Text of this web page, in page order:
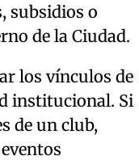
subsidios o
de la Ciudad.
los vínculos de
institucional. Si
de un club,